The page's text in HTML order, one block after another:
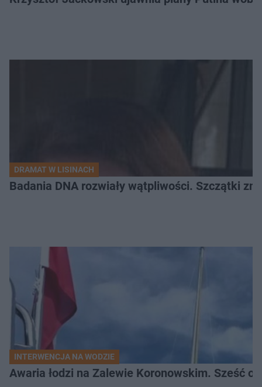
DRAMAT W LISINACH
Badania DNA rozwiały wątpliwości. Szczątki
INTERWENCJA NA WODZIE
Awaria łodzi na Zalewie Koronowskim. Sześć